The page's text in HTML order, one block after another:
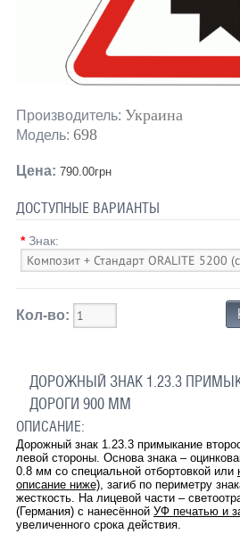
Производитель: Украина
Модель: 698
Цена: 790.00грн
ДОСТУПНЫЕ ВАРИАНТЫ
* Знак:
Кол-во:
ДОРОЖНЫЙ ЗНАК 1.23.3
ДОРОГИ 900 ММ
ОПИСАНИЕ:
Дорожный знак 1.23.3 примыкание
левой стороны. Основа знака –
0.8 мм со специальной отбортовкой или
описание ниже), загиб по периметру
жесткость. На лицевой части –
(Германия) с нанесённой УФ печатью и
увеличенного срока действия.